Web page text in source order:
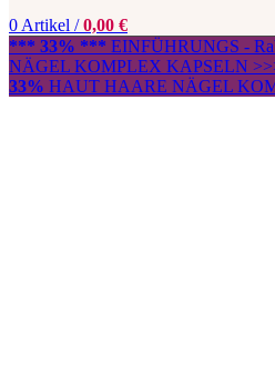
0 Artikel / 0,00 €
*** 33% *** EINFÜHRUNGS -
NÄGEL KOMPLEX KAPSELN
33% HAUT HAARE NÄGEL